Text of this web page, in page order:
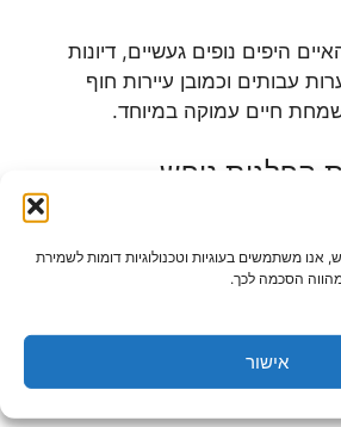
משתמשים בעוגיות וטכנולוגיות דומות לשמירת
הסכמה לכך.
אישור
היפים נופים געשיים, דיונות
עבותים וכמובן עיירות חוף
חיים עמוקה במיוחד.
הפלגות נופש
לטנריף, ולאיים קנריים נוספים,
שייט בים התיכון שבמהלכו עוגנת